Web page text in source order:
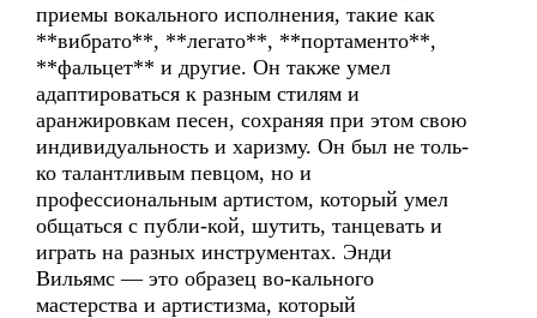
приемы вокального исполнения, такие как
**вибрато**, **легато**, **портаменто**,
**фальцет** и другие. Он также умел
адаптироваться к разным стилям и
аранжировкам песен, сохраняя при этом свою
индивидуальность и харизму. Он был не толь-
ко талантливым певцом, но и
профессиональным артистом, который умел
общаться с публи-кой, шутить, танцевать и
играть на разных инструментах. Энди
Вильямс — это образец во-кального
мастерства и артистизма, который